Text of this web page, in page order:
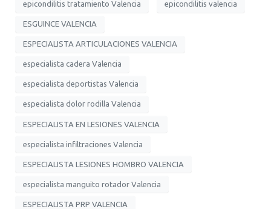
epicondilitis tratamiento Valencia epicondilitis valencia
ESGUINCE VALENCIA
ESPECIALISTA ARTICULACIONES VALENCIA
especialista cadera Valencia
especialista deportistas Valencia
especialista dolor rodilla Valencia
ESPECIALISTA EN LESIONES VALENCIA
especialista infiltraciones Valencia
ESPECIALISTA LESIONES HOMBRO VALENCIA
especialista manguito rotador Valencia
ESPECIALISTA PRP VALENCIA